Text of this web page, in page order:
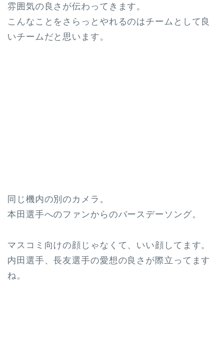
雰囲気の良さが伝わってきます。
こんなことをさらっとやれるのはチームとして良
いチームだと思います。
同じ機内の別のカメラ。
本田選手へのファンからのバースデーソング。
マスコミ向けの顔じゃなくて、いい顔してます。
内田選手、長友選手の愛想の良さが際立ってます
ね。